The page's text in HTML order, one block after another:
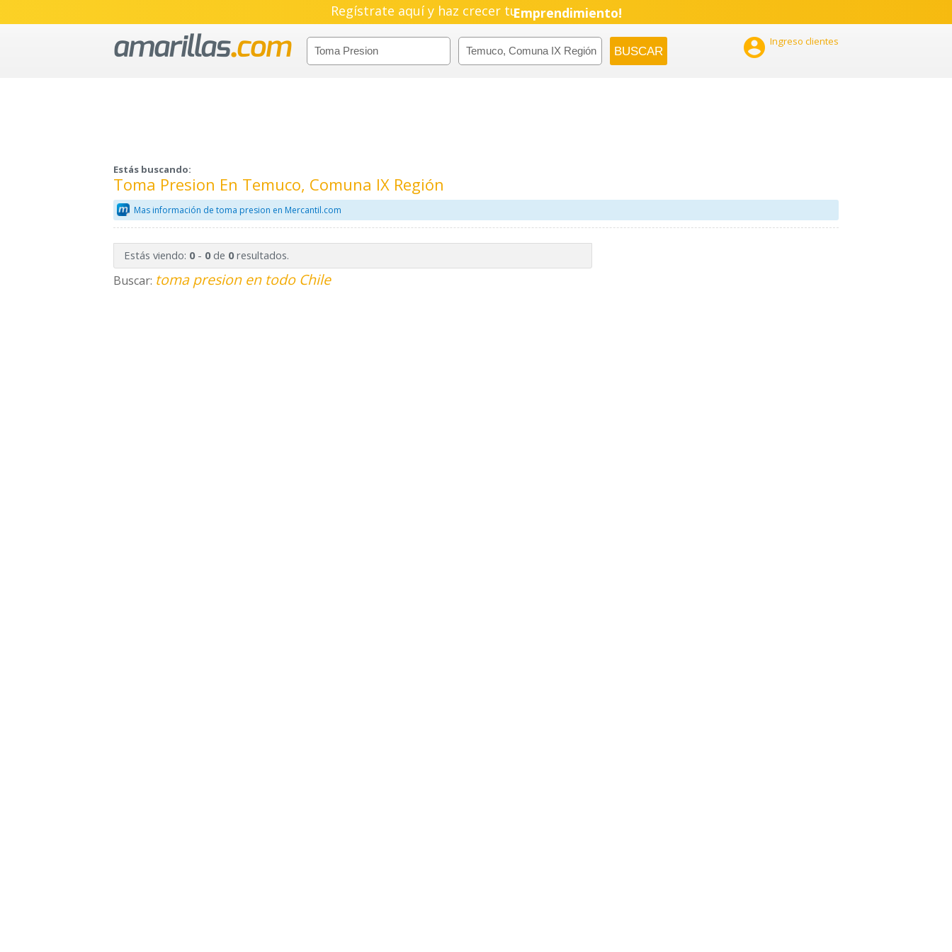
Regístrate aquí y haz crecer tuEmprendimiento!
 Ingreso clientes
Estás buscando:
Toma Presion En Temuco, Comuna IX Región
Mas información de toma presion en Mercantil.com
Estás viendo: 0- 0de 0resultados.
Buscar: toma presion en todo Chile